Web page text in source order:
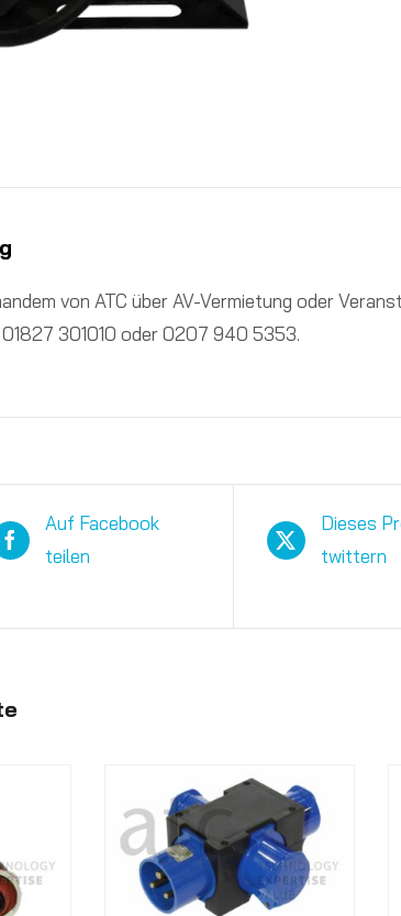
von ATC über AV-Vermietung oder
301010 oder 0207 940 5353.
Auf Facebook
teilen
Dieses
twittern